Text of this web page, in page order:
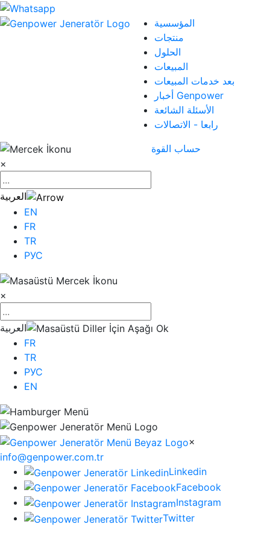
المؤسسية
منتجات
الحلول
المبيعات
بعد خدمات المبيعات
أخبار Genpower
الأسئلة الشائعة
رابعا - الاتصالات
×
العربية
EN
FR
TR
РУС
حساب القوة
×
العربية
FR
TR
РУС
EN
×
info@genpower.com.tr
Linkedin
Facebook
Instagram
Twitter